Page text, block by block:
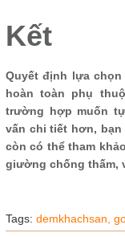
Kết
Quyết định lựa chọn
hoàn toàn phụ
trường hợp muốn
vấn chi tiết hơn, bạn
còn có thể tham
giường chống thấm,
Tags: demkhachsan,